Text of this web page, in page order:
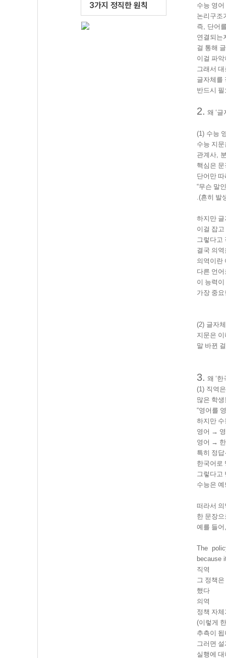
3가지 정직한 원칙
수능 영
논리구조
즉, 단어
연결되는
걸 통해
이걸 파
그래서
글자체를
반드시
2. 왜 ‘글
(1) 수능
수능 지
관계사,
핵심은
단어만
“무슨 말
.(흔히 발
하지만 글
이걸 잡
그렇다고
결국 의
의역이란
다른 언
이 능력
가장 중
(2) 글자
지문은
말 바뀐
3. 왜 ‘한
(1) 직역
많은 학
“영어를
하지만
영어 →
영어 →
특히 정답·
한국어로
그렇다고
수능은
떠라서
한 문장
예를 들어 ,
The
because
직역
그 정책
했다
의역
정책 자
(이렇게
추측이
그러면
실행에